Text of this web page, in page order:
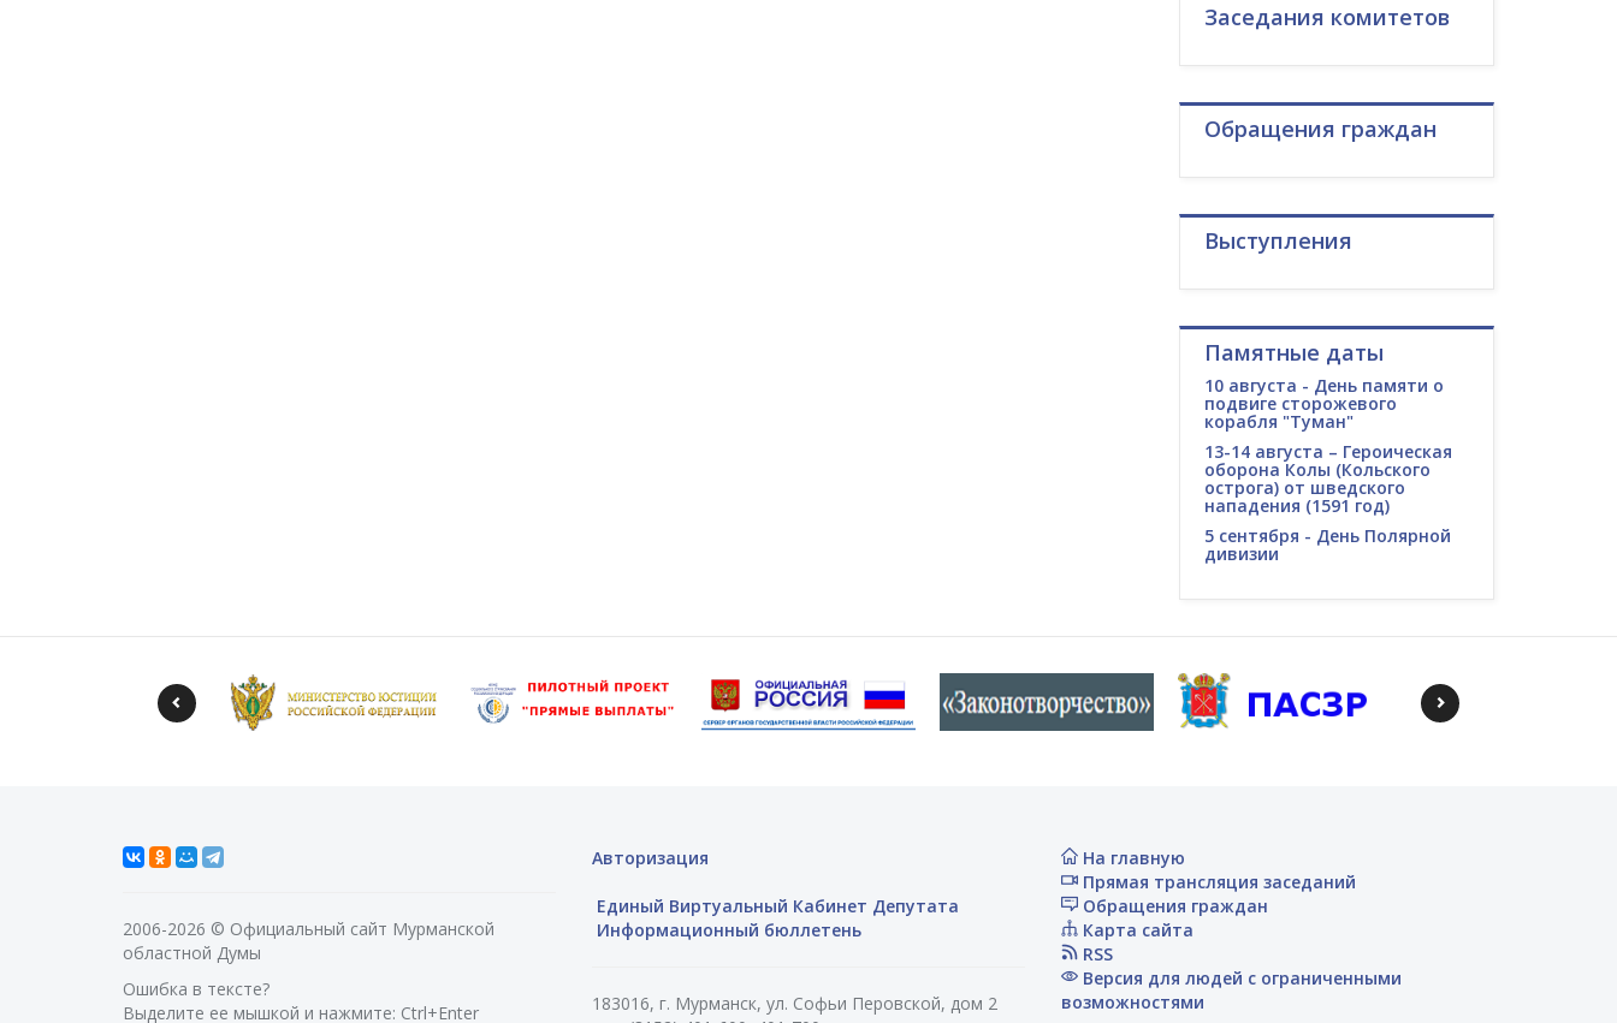
Заседания комитетов
Обращения граждан
Выступления
Памятные даты
10 августа - День памяти о
подвиге сторожевого
корабля "Туман"
13-14 августа – Героическая
оборона Колы (Кольского
острога) от шведского
нападения (1591 год)
5 сентября - День Полярной
дивизии
2006-2026 © Официальный сайт Мурманской
областной Думы
Ошибка в тексте?
Выделите ее мышкой и нажмите: Ctrl+Enter
Авторизация
Единый Виртуальный Кабинет Депутата
Информационный бюллетень
183016, г. Мурманск, ул. Софьи Перовской, дом 2
На главную
Прямая трансляция заседаний
Обращения граждан
Карта сайта
RSS
Версия для людей с ограниченными
возможностями